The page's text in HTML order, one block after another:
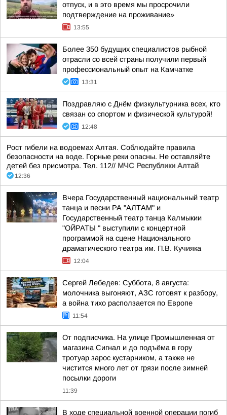
отпуск, и в это время мы просрочили
подтверждение на проживание»
13:55
Более 350 будущих специалистов рыбной
отрасли со всей страны получили первый
профессиональный опыт на Камчатке
13:31
Поздравляю с Днём физкультурника всех, кто
связан со спортом и физической культурой!
12:48
Рост гибели на водоемах Алтая. Соблюдайте правила
безопасности на воде. Горные реки опасны. Не оставляйте
детей без присмотра. Тел. 112// МЧС Республики Алтай
12:36
Вчера Государственный национальный театр
танца и песни РА "АЛТАМ" и
Государственный театр танца Калмыкии
"ОЙРАТЫ " выступили с концертной
программой на сцене Национального
драматического театра им. П.В. Кучияка
12:04
Сергей Лебедев: Суббота, 8 августа:
молочника выгоняют, АЗС готовят к разбору,
а война тихо расползается по Европе
11:54
От подписчика. На улице Промышленная от
магазина Сигнал и до подъёма в гору
тротуар зарос кустарником, а также не
чистится много лет от грязи после зимней
посылки дороги
11:39
В ходе специальной военной операции погиб